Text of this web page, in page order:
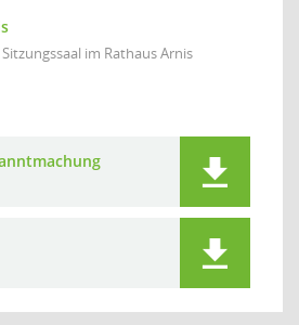
im Rathaus Arnis